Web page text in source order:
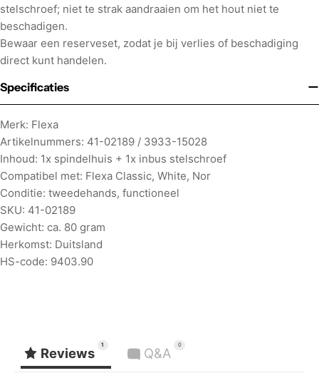
stelschroef; niet te strak aandraaien om het hout niet te
beschadigen.
Bewaar een reserveset, zodat je bij verlies of beschadiging
direct kunt handelen.
Specificaties
Merk: Flexa
Artikelnummers: 41-02189 / 3933-15028
Inhoud: 1x spindelhuis + 1x inbus stelschroef
Compatibel met: Flexa Classic, White, Nor
Conditie: tweedehands, functioneel
SKU: 41-02189
Gewicht: ca. 80 gram
Herkomst: Duitsland
HS-code: 9403.90
Reviews
1
Q&A
0